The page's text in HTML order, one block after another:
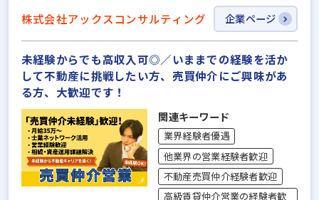
株式会社アックスコンサルティング 企業ページ
未経験からでも高収入可◎／いままでの経験を活か
して不動産に挑戦したい方、売買仲介にご興味があ
る方、大歓迎です！
関連キーワード
業界経験者優遇
他業界の営業経験者歓迎
不動産売買仲介経験者歓迎
高級賃貸仲介営業の経験者歓